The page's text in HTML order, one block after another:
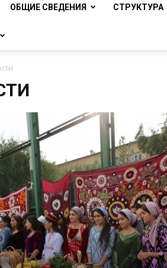
ОБЩИЕ СВЕДЕНИЯ СТРУКТУРА